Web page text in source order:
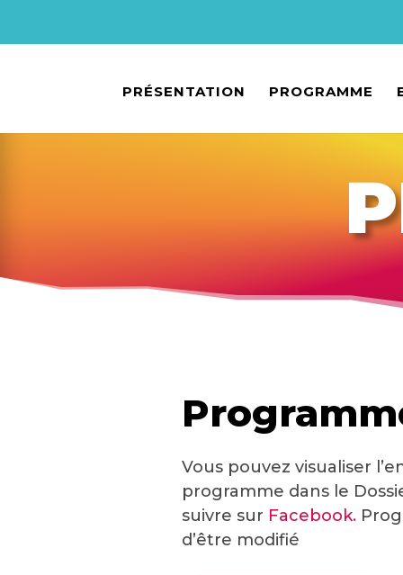
PRÉSENTATION PROGRAMME
Vous pouvez visualiser
programme dans le
suivre sur Facebook.
d’être modifié